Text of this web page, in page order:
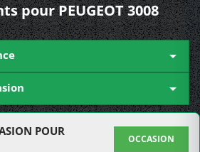
pour PEUGEOT 3008


POUR
OCCASION